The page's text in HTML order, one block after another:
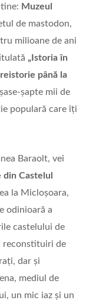
Muzeul
de mastodon,
milioane de ani
„Istoria în
până la
șapte mii de
populară care îți
Baraolt, vei
Castelul
la Micloșoara,
odinioară a
castelului de
reconstituiri de
dar și
mediul de
un mic iaz și un